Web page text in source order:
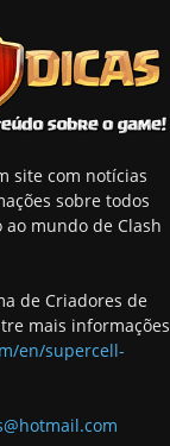
site com notícias
sobre todos
mundo de Clash
de Criadores de
mais informações
en/supercell-